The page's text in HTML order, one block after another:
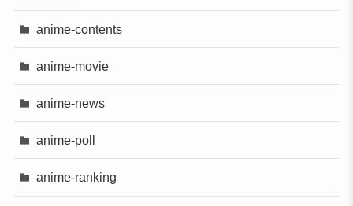
anime-contents
anime-movie
anime-news
anime-poll
anime-ranking